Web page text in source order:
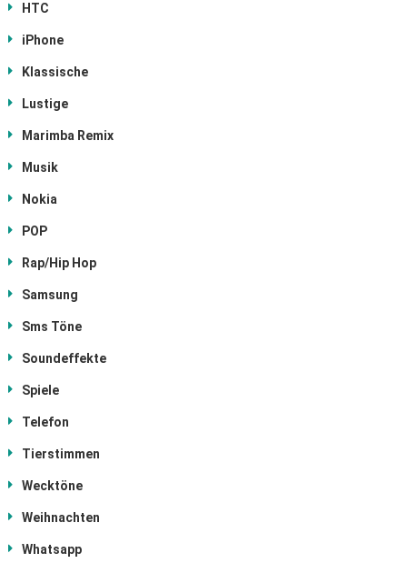
HTC
iPhone
Klassische
Lustige
Marimba Remix
Musik
Nokia
POP
Rap/Hip Hop
Samsung
Sms Töne
Soundeffekte
Spiele
Telefon
Tierstimmen
Wecktöne
Weihnachten
Whatsapp